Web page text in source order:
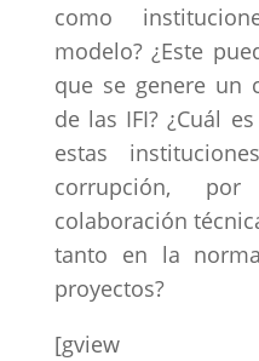
como
modelo? ¿Este
que se genere un
de las IFI? ¿Cuál
estas
corrupción,
colaboración
tanto en la
proyectos?
[gview